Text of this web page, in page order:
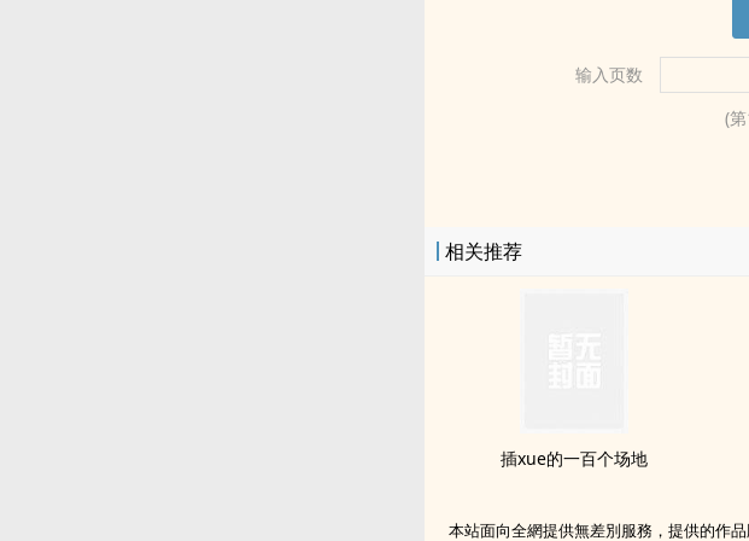
输入页数
(第
相关推荐
插xue的一百个场地
本站面向全網提供無差別服務，提供的作品